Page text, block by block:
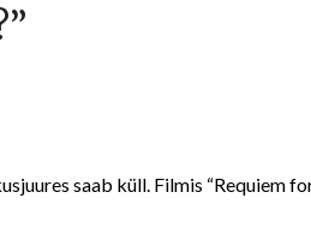
”
saab küll. Filmis “Requiem